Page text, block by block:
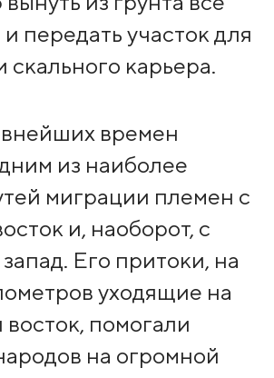
передать участок для
скального карьера.
времен
из наиболее
миграции племен с
и, наоборот, с
Его притоки, на
уходящие на
помогали
на огромной